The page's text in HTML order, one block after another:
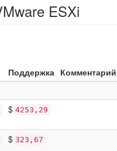
ESXi
Поддержка Комментарий
$ 4253,29
$ 323,67